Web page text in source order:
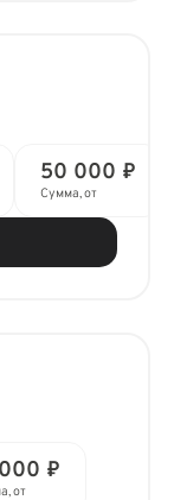
50 000 ₽
Сумма, от
₽
от